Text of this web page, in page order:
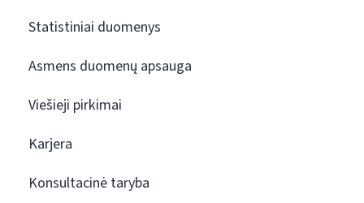
Statistiniai duomenys
Asmens duomenų apsauga
Viešieji pirkimai
Karjera
Konsultacinė taryba